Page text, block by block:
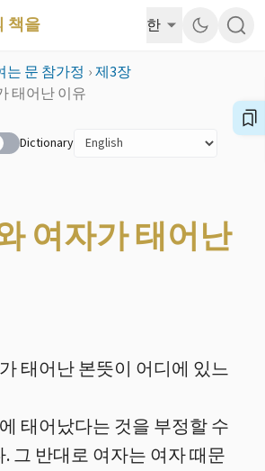
책을 한
는 문 참가정 ›제3장
태어난 이유
Dictionary
여자가 태어난
태어난 본뜻이 어디에 있느
태어났다는 것을 부정할 수
그 반대로 여자는 여자 때문